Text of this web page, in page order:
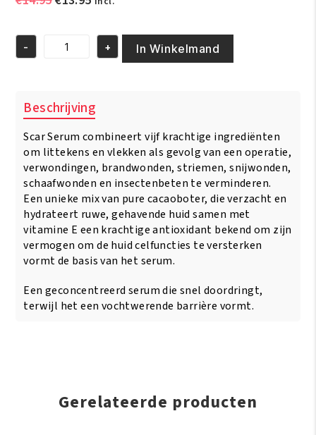
€14.95.
is:
€13.95.
Palmers
Vitamine
Scar
Serum
1oz/30
ml
aantal
- + In Winkelmand
Beschrijving
Scar Serum combineert vijf krachtige ingrediënten
om littekens en vlekken als gevolg van een operatie,
verwondingen, brandwonden, striemen, snijwonden,
schaafwonden en insectenbeten te verminderen.
Een unieke mix van pure cacaoboter, die verzacht en
hydrateert ruwe, gehavende huid samen met
vitamine E een krachtige antioxidant bekend om zijn
vermogen om de huid celfuncties te versterken
vormt de basis van het serum.
Een geconcentreerd serum die snel doordringt,
terwijl het een vochtwerende barrière vormt.
Gerelateerde producten